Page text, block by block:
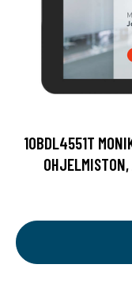
10BDL4551T